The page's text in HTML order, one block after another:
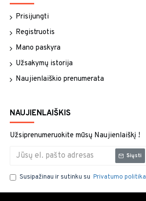
Prisijungti
Registruotis
Mano paskyra
Užsakymų istorija
Naujienlaiškio prenumerata
NAUJIENLAIŠKIS
Užsiprenumeruokite mūsų Naujienlaiškį !
Siųsti
Susipažinau ir sutinku su Privatumo politika